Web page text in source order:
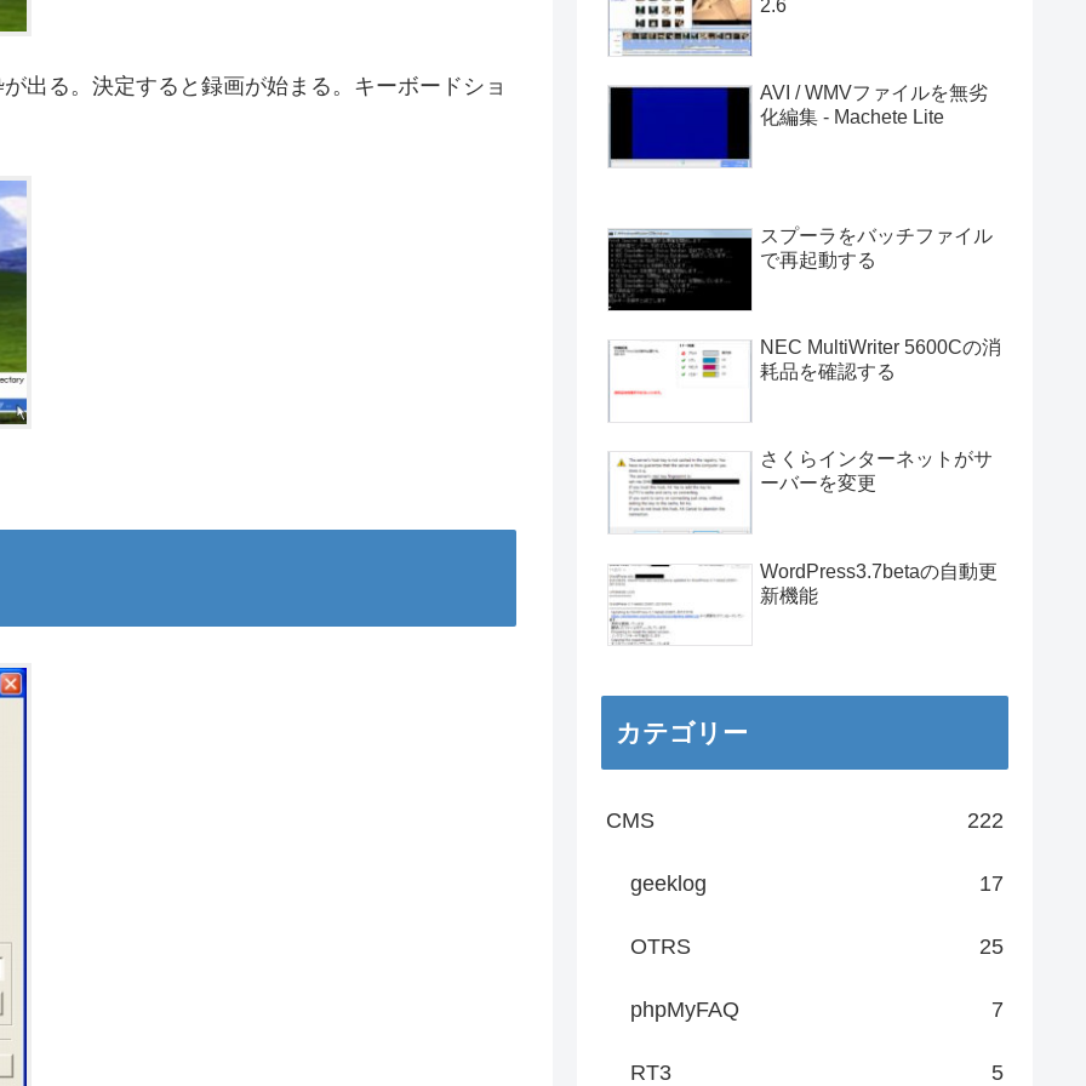
出る。決定すると録画が始まる。キーボードショ
2.6
AVI / WMVファイルを無劣
化編集 - Machete Lite
スプーラをバッチファイル
で再起動する
NEC MultiWriter 5600Cの消
耗品を確認する
さくらインターネットがサ
ーバーを変更
WordPress3.7betaの自動更
新機能
カテゴリー
CMS 222
geeklog 17
OTRS 25
phpMyFAQ 7
RT3 5